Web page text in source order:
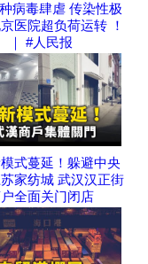
病毒肆虐 传染性极
医院超负荷运转 ！
｜ #人民报
式蔓延！躲避中央
家纺城 武汉汉正街
全面关门闭店